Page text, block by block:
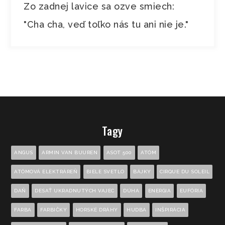
Zo zadnej lavice sa ozve smiech:
"Cha cha, veď toľko nás tu ani nie je."
Tagy
ANGUS ARMIN VAN BUUREN ASOT 500 ATÓM
ATÓMOVÁ ELEKTRÁREŇ BIELE SVETLO BÁJKY CIRQUE DU SOLEIL
DAŇ DESAŤ UKRADNUTÝCH VAJEC DÚHA ENERGIA EUFÓRIA
FARBA FARBIČKY HORSKÉ DRÁHY HUDBA INŠPIRÁCIA